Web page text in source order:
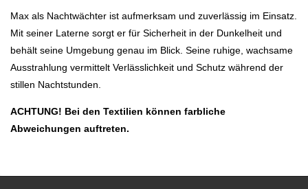
Max als Nachtwächter ist aufmerksam und zuverlässig im Einsatz.
Mit seiner Laterne sorgt er für Sicherheit in der Dunkelheit und
behält seine Umgebung genau im Blick. Seine ruhige, wachsame
Ausstrahlung vermittelt Verlässlichkeit und Schutz während der
stillen Nachtstunden.
ACHTUNG! Bei den Textilien können farbliche
Abweichungen auftreten.